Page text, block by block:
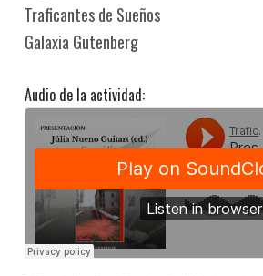
Traficantes de Sueños
Galaxia Gutenberg
Audio de la actividad: